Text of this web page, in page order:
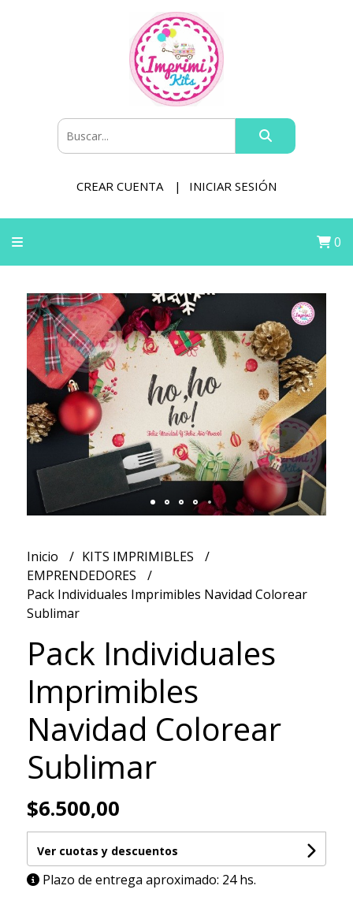
CREAR CUENTA INICIAR SESIÓN
0
Inicio
KITS IMPRIMIBLES
EMPRENDEDORES
Pack Individuales Imprimibles Navidad Colorear
Sublimar
Pack Individuales
Imprimibles
Navidad Colorear
Sublimar
$6.500,00
Ver cuotas y descuentos
Plazo de entrega aproximado: 24 hs.